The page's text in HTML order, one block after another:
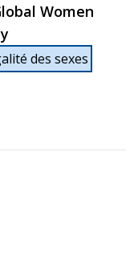
Women
des sexes